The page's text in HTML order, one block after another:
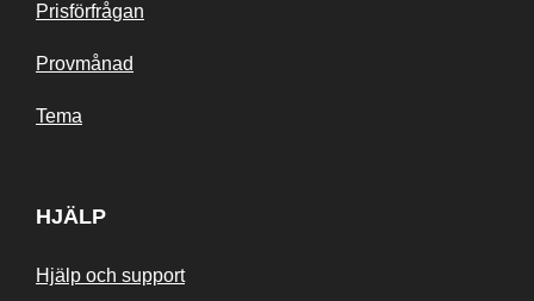
Prisförfrågan
Provmånad
Tema
HJÄLP
Hjälp och support